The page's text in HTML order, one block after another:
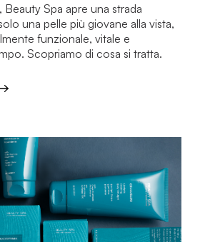
Spa apre una strada
una pelle più giovane alla vista,
funzionale, vitale e
Scopriamo di cosa si tratta.